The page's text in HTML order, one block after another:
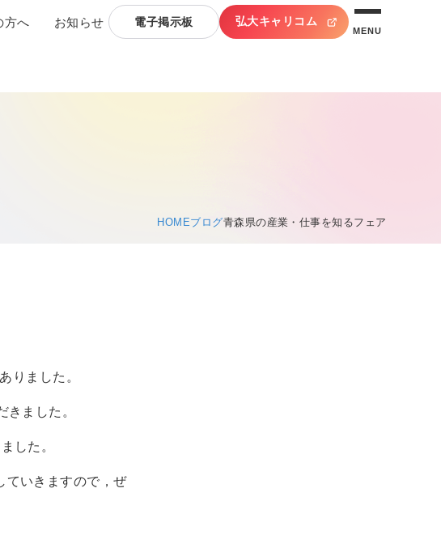
方へ お知らせ 電子掲示板 弘大キャリコム
MENU
HOMEブログ青森県の産業・仕事を知るフェア
りました。
ました。
した。
ていきますので，ぜ